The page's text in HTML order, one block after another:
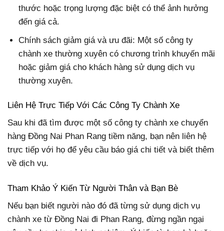
thước hoặc trọng lượng đặc biệt có thể ảnh hưởng
đến giá cả.
Chính sách giảm giá và ưu đãi: Một số công ty
chành xe thường xuyên có chương trình khuyến mãi
hoặc giảm giá cho khách hàng sử dụng dịch vụ
thường xuyên.
Liên Hệ Trực Tiếp Với Các Công Ty Chành Xe
Sau khi đã tìm được một số công ty chành xe chuyển
hàng Đồng Nai Phan Rang tiềm năng, bạn nên liên hệ
trực tiếp với họ để yêu cầu báo giá chi tiết và biết thêm
về dịch vụ.
Tham Khảo Ý Kiến Từ Người Thân và Bạn Bè
Nếu bạn biết người nào đó đã từng sử dụng dịch vụ
chành xe từ Đồng Nai đi Phan Rang, đừng ngần ngại